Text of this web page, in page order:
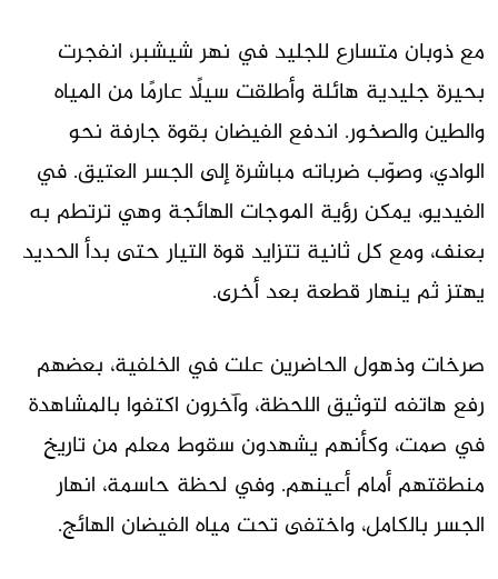
مع ذوبان متسارع للجليد في نهر شيشبر، انفجرت
بحيرة جليدية هائلة وأطلقت سيلًا عارمًا من المياه
والطين والصخور. اندفع الفيضان بقوة جارفة نحو
الوادي، وصوّب ضرباته مباشرة إلى الجسر العتيق. في
الفيديو، يمكن رؤية الموجات الهائجة وهي ترتطم به
بعنف، ومع كل ثانية تتزايد قوة التيار حتى بدأ الحديد
يهتز ثم ينهار قطعة بعد أخرى.
صرخات وذهول الحاضرين علت في الخلفية، بعضهم
رفع هاتفه لتوثيق اللحظة، وآخرون اكتفوا بالمشاهدة
في صمت، وكأنهم يشهدون سقوط معلم من تاريخ
منطقتهم أمام أعينهم. وفي لحظة حاسمة، انهار
الجسر بالكامل، واختفى تحت مياه الفيضان الهائج.